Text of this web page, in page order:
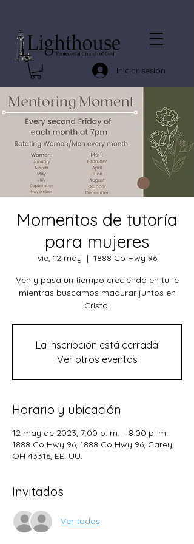
Iniciar sesión
Momentos de tutoría
para mujeres
vie, 12 may
  |
1888 Co Hwy 96
Ven y pasa un tiempo creciendo en tu fe
mientras buscamos madurar juntos en
Cristo.
La inscripción está cerrada
Ver otros eventos
Horario y ubicación
12 may de 2023, 7:00 p. m. – 8:00 p. m.
1888 Co Hwy 96, 1888 Co Hwy 96, Carey,
OH 43316, EE. UU.
Invitados
Ver todos